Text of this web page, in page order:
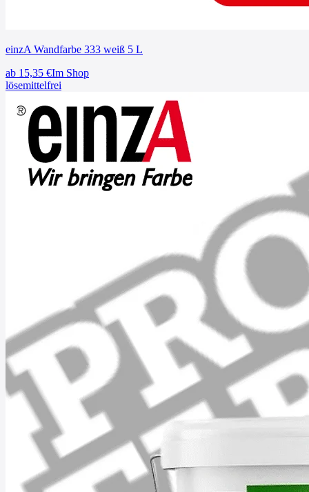
einzA Wandfarbe 333 weiß 5 L
ab 15,35 €Im Shop
lösemittelfrei